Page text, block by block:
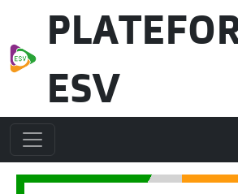
Aller au contenu principal
ESV